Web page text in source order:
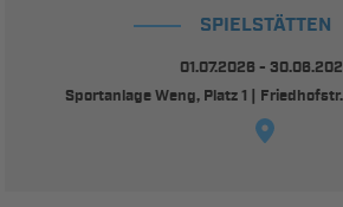
SPIELSTÄTTEN
01.07.2026 -
Sportanlage Weng, Platz 1 |